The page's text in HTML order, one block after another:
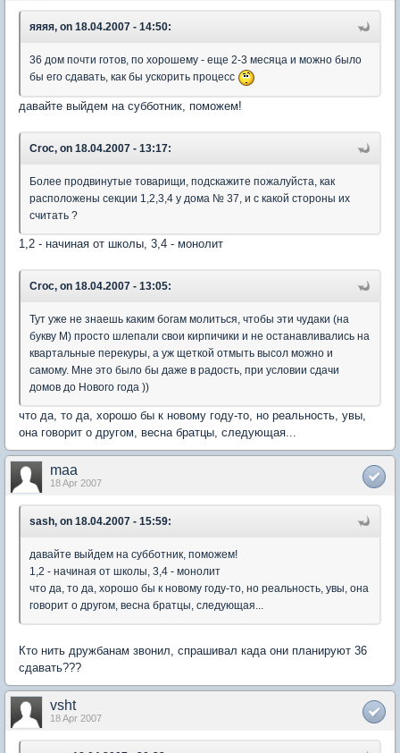
яяяя, on 18.04.2007 - 14:50:
36 дом почти готов, по хорошему - еще 2-3 месяца и можно было
бы его сдавать, как бы ускорить процесс
давайте выйдем на субботник, поможем!
Croc, on 18.04.2007 - 13:17:
Более продвинутые товарищи, подскажите пожалуйста, как
расположены секции 1,2,3,4 у дома № 37, и с какой стороны их
считать ?
1,2 - начиная от школы, 3,4 - монолит
Croc, on 18.04.2007 - 13:05:
Тут уже не знаешь каким богам молиться, чтобы эти чудаки (на
букву М) просто шлепали свои кирпичики и не останавливались на
квартальные перекуры, а уж щеткой отмыть высол можно и
самому. Мне это было бы даже в радость, при условии сдачи
домов до Нового года ))
что да, то да, хорошо бы к новому году-то, но реальность, увы,
она говорит о другом, весна братцы, следующая...
maa
18 Apr 2007
sash, on 18.04.2007 - 15:59:
давайте выйдем на субботник, поможем!
1,2 - начиная от школы, 3,4 - монолит
что да, то да, хорошо бы к новому году-то, но реальность, увы, она
говорит о другом, весна братцы, следующая...
Кто нить дружбанам звонил, спрашивал када они планируют 36
сдавать???
vsht
18 Apr 2007